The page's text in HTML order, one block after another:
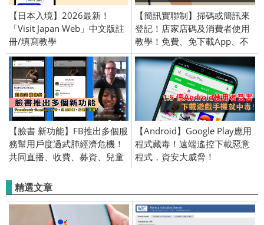
【日本入境】2026最新！
「Visit Japan Web」中文版註
冊/填寫教學
【簡訊實聯制】掃碼或簡訊來
登記！店家店碼及消費者使用
教學！免費、免下載App、不
留個資、無相機也可用！
【臉書 新功能】FB推出多個服
務幫用戶度過武肺經濟危機！
共同直播、收費、募資、兒童
Gaming APP
【Android】Google Play應用
程式藏毒！遠端遙控下載惡意
程式，資安大威脅！
精選文章